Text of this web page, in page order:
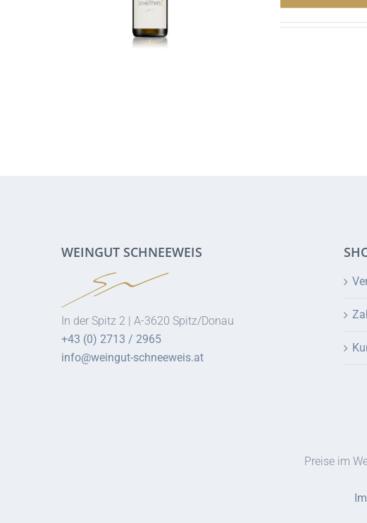
WEINGUT SCHNEEWEIS
In der Spitz 2 | A-3620 Spitz/Donau
+43 (0) 2713 / 2965
info@weingut-schneeweis.at
Preise im